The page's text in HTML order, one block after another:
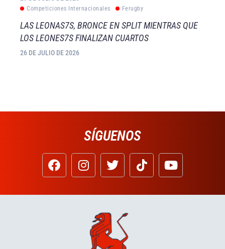
Competiciones Internacionales Ferugby
LAS LEONAS7S, BRONCE EN SPLIT MIENTRAS QUE
LOS LEONES7S FINALIZAN CUARTOS
26 DE JULIO DE 2026
SÍGUENOS